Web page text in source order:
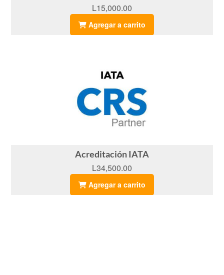
L15,000.00
Agregar a carrito
Acreditación IATA
L34,500.00
Agregar a carrito